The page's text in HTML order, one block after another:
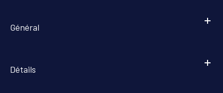
Général
Détails